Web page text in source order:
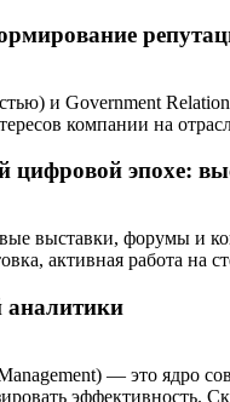
и Government
компании на
цифровой эпохе:
выставки, форумы и
активная работа
аналитики
— это ядро
эффективность.